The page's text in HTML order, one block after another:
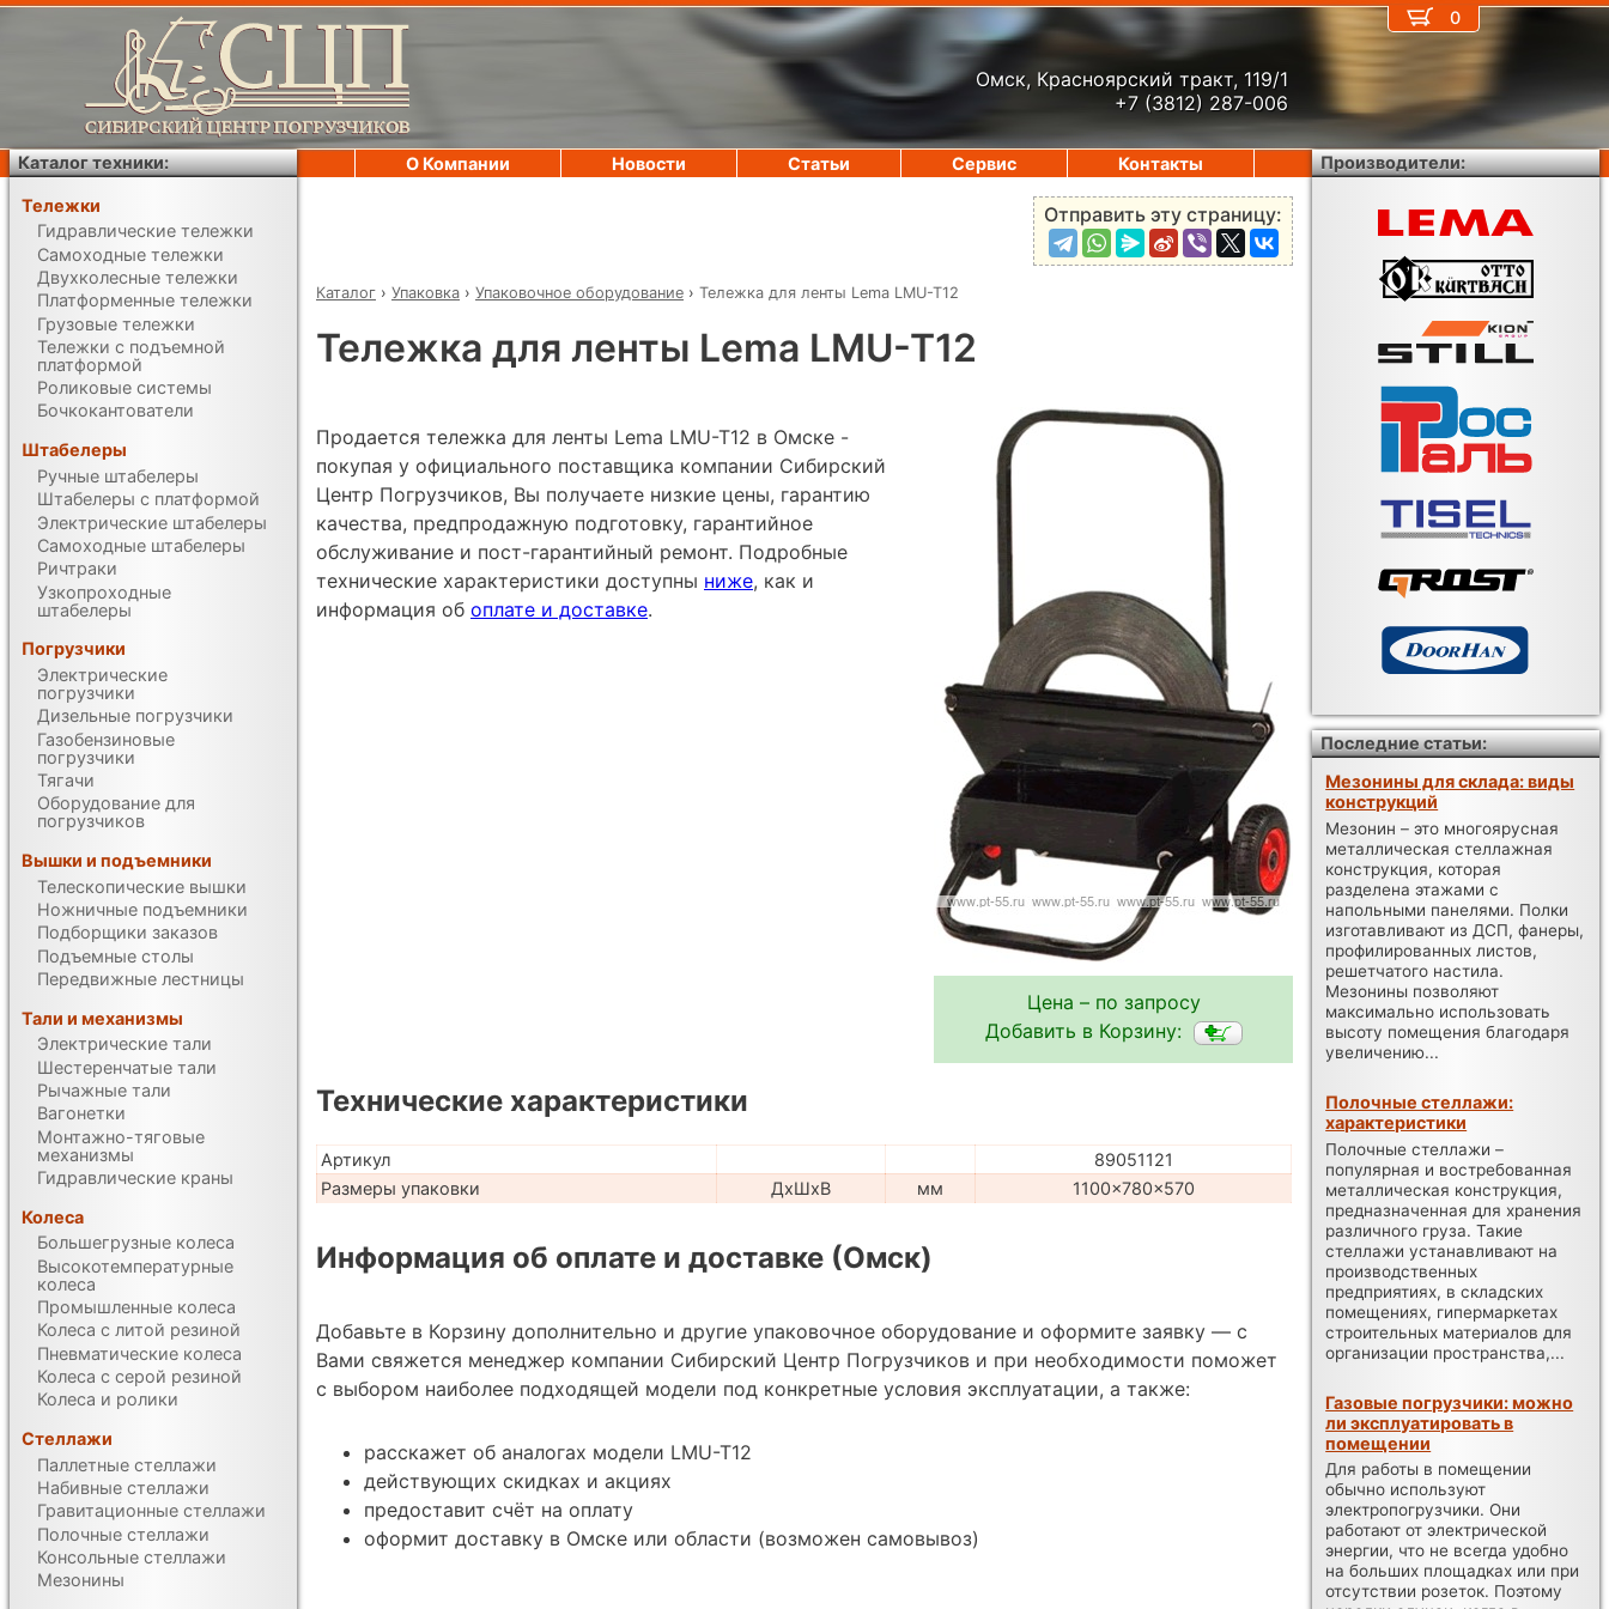
Омск, Красноярский тракт, 119/1
+7 (3812) 287-006
Отправить эту страницу:
Каталог › Упаковка › Упаковочное оборудование › Тележка для ленты Lema LMU-T12
Тележка для ленты Lema LMU-T12
Цена – по запросу
Добавить в Корзину:
Продается тележка для ленты Lema LMU-T12 в Омске -
покупая у официального поставщика компании Сибирский
Центр Погрузчиков, Вы получаете низкие цены, гарантию
качества, предпродажную подготовку, гарантийное
обслуживание и пост-гарантийный ремонт. Подробные
технические характеристики доступны ниже, как и
информация об оплате и доставке.
Технические характеристики
Артикул
89051121
Размеры упаковки
ДхШхВ мм 1100x780x570
Информация об оплате и доставке (Омск)
Добавьте в Корзину дополнительно и другие упаковочное оборудование и оформите заявку — с
Вами свяжется менеджер компании Сибирский Центр Погрузчиков и при необходимости поможет
с выбором наиболее подходящей модели под конкретные условия эксплуатации, а также:
расскажет об аналогах модели LMU-T12
действующих скидках и акциях
предоставит счёт на оплату
оформит доставку в Омске или области (возможен самовывоз)
0
О Компании Новости Статьи Сервис Контакты
Каталог техники:
Тележки
Гидравлические тележки
Самоходные тележки
Двухколесные тележки
Платформенные тележки
Грузовые тележки
Тележки с подъемной
платформой
Роликовые системы
Бочкокантователи
Штабелеры
Ручные штабелеры
Штабелеры с платформой
Электрические штабелеры
Самоходные штабелеры
Ричтраки
Узкопроходные
штабелеры
Погрузчики
Электрические
погрузчики
Дизельные погрузчики
Газобензиновые
погрузчики
Тягачи
Оборудование для
погрузчиков
Вышки и подъемники
Телескопические вышки
Ножничные подъемники
Подборщики заказов
Подъемные столы
Передвижные лестницы
Тали и механизмы
Электрические тали
Шестеренчатые тали
Рычажные тали
Вагонетки
Монтажно-тяговые
механизмы
Гидравлические краны
Колеса
Большегрузные колеса
Высокотемпературные
колеса
Промышленные колеса
Колеса с литой резиной
Пневматические колеса
Колеса с серой резиной
Колеса и ролики
Стеллажи
Паллетные стеллажи
Набивные стеллажи
Гравитационные стеллажи
Полочные стеллажи
Консольные стеллажи
Мезонины
Производители:
Последние статьи:
Мезонины для склада: виды
конструкций
Мезонин – это многоярусная
металлическая стеллажная
конструкция, которая
разделена этажами с
напольными панелями. Полки
изготавливают из ДСП, фанеры,
профилированных листов,
решетчатого настила.
Мезонины позволяют
максимально использовать
высоту помещения благодаря
увеличению...
Полочные стеллажи:
характеристики
Полочные стеллажи –
популярная и востребованная
металлическая конструкция,
предназначенная для хранения
различного груза. Такие
стеллажи устанавливают на
производственных
предприятиях, в складских
помещениях, гипермаркетах
строительных материалов для
организации пространства,...
Газовые погрузчики: можно
ли эксплуатировать в
помещении
Для работы в помещении
обычно используют
электропогрузчики. Они
работают от электрической
энергии, что не всегда удобно
на больших площадках или при
отсутствии розеток. Поэтому